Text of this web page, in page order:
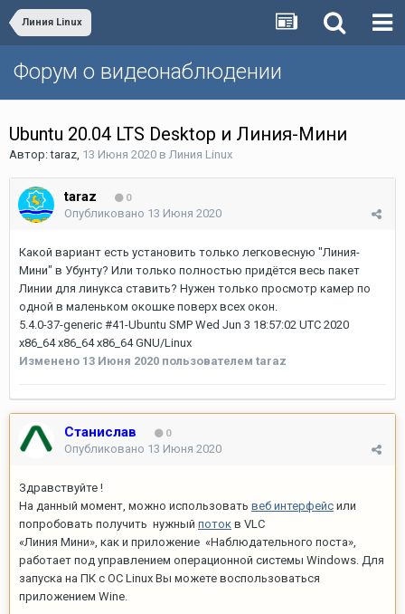
Линия Linux
Форум о видеонаблюдении
Ubuntu 20.04 LTS Desktop и Линия-Мини
Автор:taraz, 13 Июня 2020 в Линия Linux
taraz 0
Опубликовано 13 Июня 2020
Какой вариант есть установить только легковесную "Линия-
Мини" в Убунту? Или только полностью придётся весь пакет
Линии для линукса ставить? Нужен только просмотр камер по
одной в маленьком окошке поверх всех окон.
5.4.0-37-generic #41-Ubuntu SMP Wed Jun 3 18:57:02 UTC 2020
x86_64 x86_64 x86_64 GNU/Linux
Изменено 13 Июня 2020 пользователем taraz
Станислав 0
Опубликовано 13 Июня 2020
Здравствуйте !
На данный момент, можно использовать веб интерфейс или
попробовать получить нужный поток в VLC
«Линия Мини», как и приложение «Наблюдательного поста»,
работает под управлением операционной системы Windows. Для
запуска на ПК с ОС Linux Вы можете воспользоваться
приложением Wine.